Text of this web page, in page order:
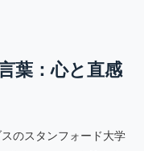
葉：心と直感
のスタンフォード大学